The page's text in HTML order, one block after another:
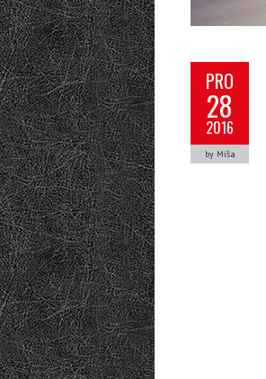
PRO
28
2016
by Míša